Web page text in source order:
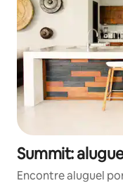
Summit:
Encontre aluguel